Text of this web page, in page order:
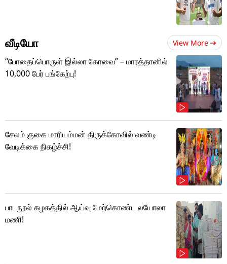
வீடியோ View More
“போதைப்பொருள் இல்லா கோவை” – மாரத்தானில்
10,000 பேர் பங்கேற்பு!
சேலம் குகை மாரியம்மன் திருக்கோவில் வண்டி
வேடிக்கை நிகழ்ச்சி!
பாடநூல் கழகத்தில் ஆய்வு மேற்கொண்ட லயோலா
மணி!